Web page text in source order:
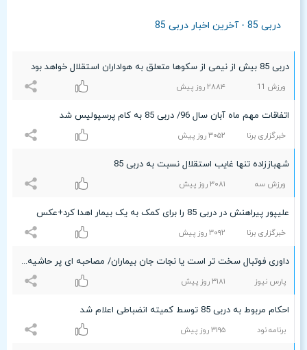
دربی 85 - آخرین اخبار دربی 85
دربی 85 بیش از نیمی از سکوها متعلق به هواداران استقلال خواهد بود
ورزش 11 ۲۸۸۴ روز پیش
اتفاقات مهم ماه آبان سال 96/ دربی 85 به کام پرسپولیس شد
خبرگزاری برنا ٣۰۵۲ روز پیش
شهباززاده تنها غایب استقلال نسبت به دربی 85
ورزش سه ٣۰۸۱ روز پیش
علیپور پیراهنش در دربی 85 را برای کمک به یک بیمار اهدا کرد+عکس
خبرگزاری برنا ٣۰٩۲ روز پیش
داوری فوتبال سخت تر است یا نجات جان بیماران/ مصاحبه ای پر حاشیه با داور دربی 85
پارس نیوز ٣۱۸۱ روز پیش
احکام مربوط به دربی 85 توسط کمیته انضباطی اعلام شد
برنامه نود ٣۱٩۵ روز پیش